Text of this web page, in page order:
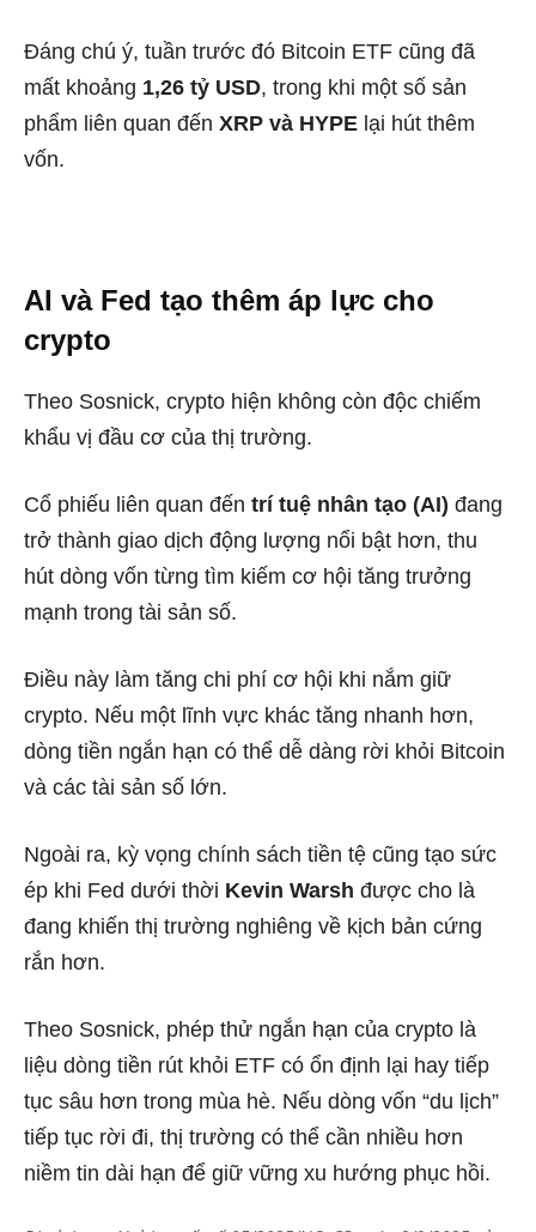
Đáng chú ý, tuần trước đó Bitcoin ETF cũng đã
mất khoảng 1,26 tỷ USD, trong khi một số sản
phẩm liên quan đến XRP và HYPE lại hút thêm
vốn.
AI và Fed tạo thêm áp lực cho
crypto
Theo Sosnick, crypto hiện không còn độc chiếm
khẩu vị đầu cơ của thị trường.
Cổ phiếu liên quan đến trí tuệ nhân tạo (AI) đang
trở thành giao dịch động lượng nổi bật hơn, thu
hút dòng vốn từng tìm kiếm cơ hội tăng trưởng
mạnh trong tài sản số.
Điều này làm tăng chi phí cơ hội khi nắm giữ
crypto. Nếu một lĩnh vực khác tăng nhanh hơn,
dòng tiền ngắn hạn có thể dễ dàng rời khỏi Bitcoin
và các tài sản số lớn.
Ngoài ra, kỳ vọng chính sách tiền tệ cũng tạo sức
ép khi Fed dưới thời Kevin Warsh được cho là
đang khiến thị trường nghiêng về kịch bản cứng
rắn hơn.
Theo Sosnick, phép thử ngắn hạn của crypto là
liệu dòng tiền rút khỏi ETF có ổn định lại hay tiếp
tục sâu hơn trong mùa hè. Nếu dòng vốn “du lịch”
tiếp tục rời đi, thị trường có thể cần nhiều hơn
niềm tin dài hạn để giữ vững xu hướng phục hồi.